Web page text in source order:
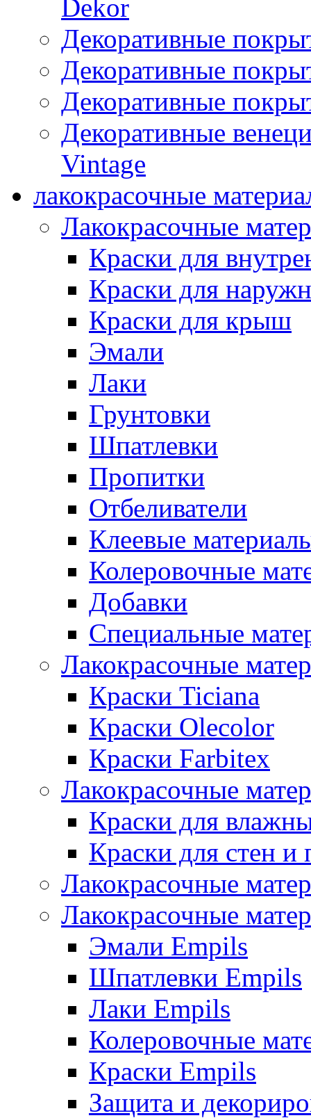
Dekor
Декоративные
Декоративные
Декоративные
Декоративные
Vintage
лакокрасочные
Лакокрасочные
Краски для
Краски для
Краски для крыш
Эмали
Лаки
Грунтовки
Шпатлевки
Пропитки
Отбеливатели
Клеевые
Колеровочные
Добавки
Специальные
Лакокрасочные
Краски Ticiana
Краски Olecolor
Краски Farbitex
Лакокрасочные
Краски для
Краски для стен и
Лакокрасочные
Лакокрасочные
Эмали Empils
Шпатлевки Empils
Лаки Empils
Колеровочные
Краски Empils
Защита и